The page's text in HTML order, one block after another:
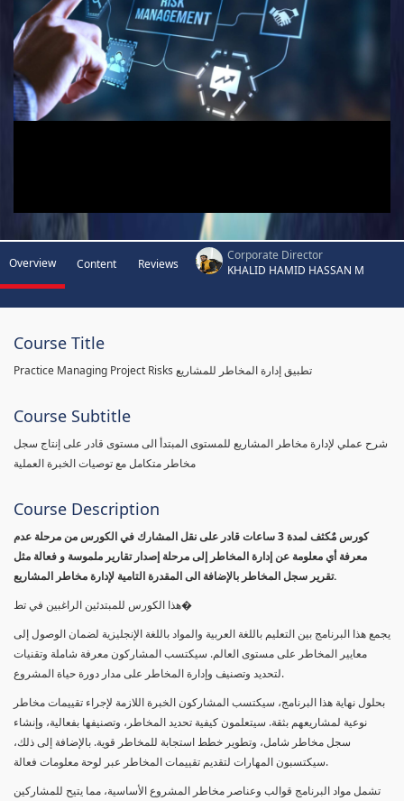
Overview Content Reviews
Corporate Director
KHALID HAMID HASSAN M
Course Title
Practice Managing Project Risks تطبيق إدارة المخاطر للمشاريع
Course Subtitle
شرح عملي لإدارة مخاطر المشاريع للمستوى المبتدأ الى مستوى قادر على إنتاج سجل
مخاطر متكامل مع توصيات الخبرة العملية
Course Description
كورس مٌكثف لمدة 3 ساعات قادر على نقل المشارك في الكورس من مرحلة عدم
معرفة أي معلومة عن إدارة المخاطر إلى مرحلة إصدار تقارير ملموسة و فعالة مثل
تقرير سجل المخاطر بالإضافة الى المقدرة التامية لإدارة مخاطر المشاريع.
هذا الكورس للمبتدئين الراغبين في تط�
يجمع هذا البرنامج بين التعليم باللغة العربية والمواد باللغة الإنجليزية لضمان الوصول إلى
معايير المخاطر على مستوى العالم. سيكتسب المشاركون معرفة شاملة وتقنيات
لتحديد وتصنيف وإدارة المخاطر على مدار دورة حياة المشروع.
بحلول نهاية هذا البرنامج، سيكتسب المشاركون الخبرة اللازمة لإجراء تقييمات مخاطر
نوعية لمشاريعهم بثقة. سيتعلمون كيفية تحديد المخاطر، وتصنيفها بفعالية، وإنشاء
سجل مخاطر شامل، وتطوير خطط استجابة للمخاطر قوية. بالإضافة إلى ذلك،
سيكتسبون المهارات لتقديم تقييمات المخاطر عبر لوحة معلومات فعالة.
تشمل مواد البرنامج قوالب وعناصر مخاطر المشروع الأساسية، مما يتيح للمشاركين